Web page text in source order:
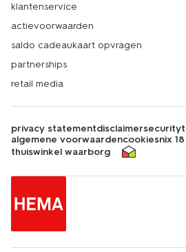
klantenservice
actievoorwaarden
saldo cadeaukaart opvragen
partnerships
retail media
privacy statementdisclaimersecurity
algemene voorwaardencookiesnix 18
thuiswinkel waarborg